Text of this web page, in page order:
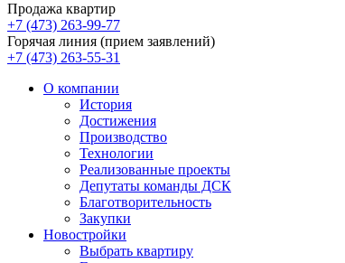
Продажа квартир
+7 (473) 263-99-77
Горячая линия (прием заявлений)
+7 (473) 263-55-31
О компании
История
Достижения
Производство
Технологии
Реализованные проекты
Депутаты команды ДСК
Благотворительность
Закупки
Новостройки
Выбрать квартиру